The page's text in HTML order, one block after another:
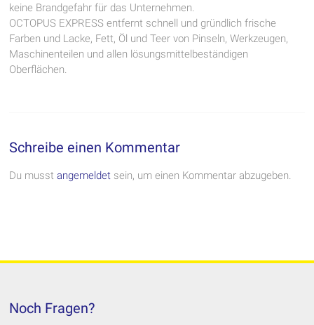
keine Brandgefahr für das Unternehmen.
OCTOPUS EXPRESS entfernt schnell und gründlich frische
Farben und Lacke, Fett, Öl und Teer von Pinseln, Werkzeugen,
Maschinenteilen und allen lösungsmittelbeständigen
Oberflächen.
Schreibe einen Kommentar
Du musstangemeldet sein, um einen Kommentar abzugeben.
Noch Fragen?